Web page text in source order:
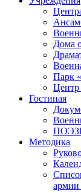
Дома
Парк
Центр
Гостиная
Методика
армии